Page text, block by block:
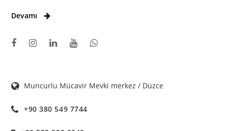
Devamı
Muncurlu Mücavir Mevki merkez / Düzce
+90 380 549 7744